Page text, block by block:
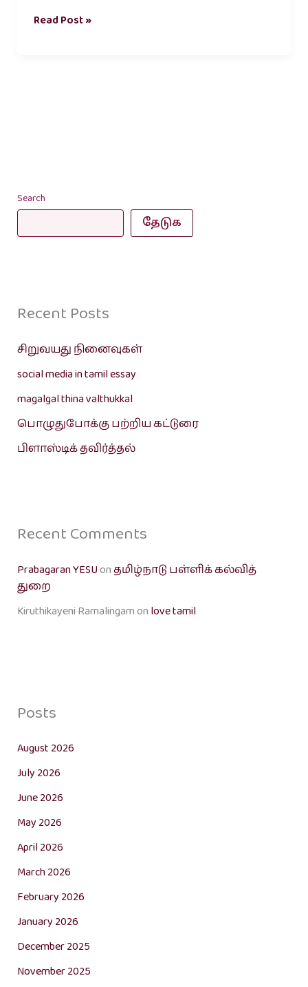
Read Post »
Search
தேடுக
Recent Posts
சிறுவயது நினைவுகள்
social media in tamil essay
magalgal thina valthukkal
பொழுதுபோக்கு பற்றிய கட்டுரை
பிளாஸ்டிக் தவிர்த்தல்
Recent Comments
Prabagaran YESUonதமிழ்நாடு பள்ளிக் கல்வித்
துறை
Kiruthikayeni Ramalingamon love tamil
Posts
August 2026
July 2026
June 2026
May 2026
April 2026
March 2026
February 2026
January 2026
December 2025
November 2025